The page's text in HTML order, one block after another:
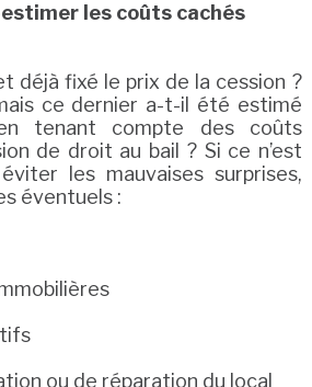
estimer les coûts cachés
déjà fixé le prix de la cession ?
ce dernier a-t-il été estimé
tenant compte des coûts
de droit au bail ? Si ce n’est
les mauvaises surprises,
éventuels :
ou de réparation du local